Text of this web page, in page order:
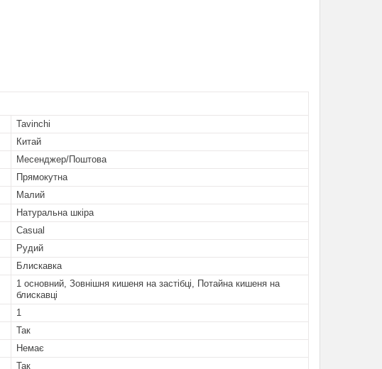
Tavinchi
Китай
Месенджер/Поштова
Прямокутна
Малий
Натуральна шкіра
Casual
Рудий
Блискавка
1 основний, Зовнішня кишеня на застібці, Потайна кишеня на
блискавці
1
Так
Немає
Так